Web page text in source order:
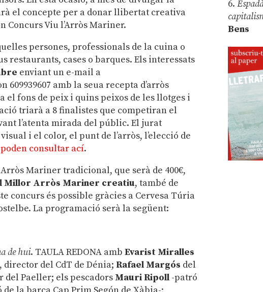
el concepte per a donar llibertat creativa
Concurs Viu l’Arròs Mariner.
persones, professionals de la cuina o
restaurants, cases o barques. Els interessats
enviant un e-mail a
amb la seua recepta d’arròs
fons de peix i quins peixos de les llotges i
triarà a 8 finalistes que competiran el
l’atenta mirada del públic. El jurat
i el color, el punt de l’arròs, l’elecció de
consultar ací.
Mariner tradicional, que serà de 400€,
Millor Arròs Mariner creatiu, també de
concurs és possible gràcies a Cervesa Túria
La programació serà la següent:
de hui. TAULA REDONA ambEvarist Miralles
, director del CdT de Dénia; Rafael Margós del
Paeller; els pescadors Mauri Ripoll -patró
6.
Bens